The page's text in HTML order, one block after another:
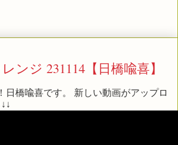
ンジ 231114【日橋喩喜】
日橋喩喜です。 新しい動画がアップロ